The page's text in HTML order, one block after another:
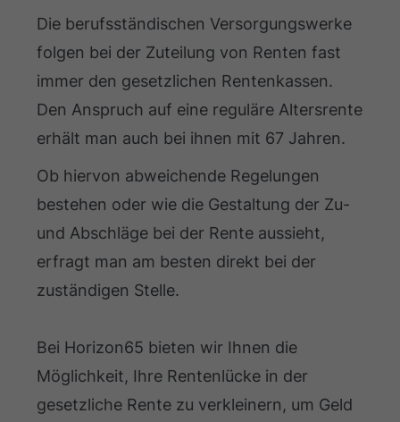
Die berufsständischen Versorgungswerke
folgen bei der Zuteilung von Renten fast
immer den gesetzlichen Rentenkassen.
Den Anspruch auf eine reguläre Altersrente
erhält man auch bei ihnen mit 67 Jahren.
Ob hiervon abweichende Regelungen
bestehen oder wie die Gestaltung der Zu-
und Abschläge bei der Rente aussieht,
erfragt man am besten direkt bei der
zuständigen Stelle.
Bei Horizon65 bieten wir Ihnen die
Möglichkeit, Ihre Rentenlücke in der
gesetzliche Rente zu verkleinern, um Geld